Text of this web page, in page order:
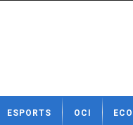
ESPORTS OCI